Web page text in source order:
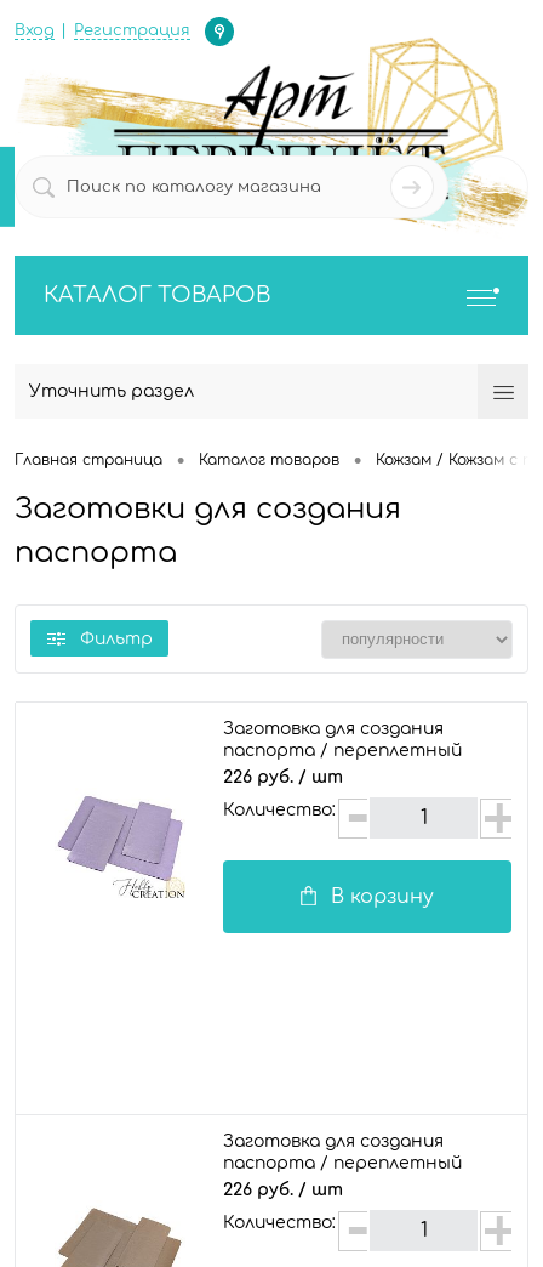
Вход Регистрация
Определение
0
КАТАЛОГ ТОВАРОВ
Уточнить раздел
Главная страница • Каталог товаров • Кожзам / Кожзам с
Заготовки для создания
паспорта
Фильтр
Заготовка для создания
паспорта / переплетный
кожзам глянцевый, лавандовый
226 руб. / шт
Количество:
В корзину
Заготовка для создания
паспорта / переплетный
кожзам глянцевый, ледяной
226 руб. / шт
Количество: